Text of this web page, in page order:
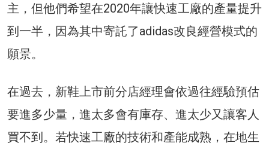
主，但他們希望在2020年讓快速工廠的產量提升
到一半，因為其中寄託了adidas改良經營模式的
願景。
在過去，新鞋上市前分店經理會依過往經驗預估
要進多少量，進太多會有庫存、進太少又讓客人
買不到。若快速工廠的技術和產能成熟，在地生